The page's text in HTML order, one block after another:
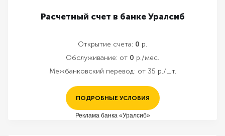
Расчетный счет в банке Уралсиб
Открытие счета: 0 р.
Обслуживание: от 0 р./мес.
Межбанковский перевод: от 35 р./шт.
ПОДРОБНЫЕ УСЛОВИЯ
Реклама банка «Уралсиб»